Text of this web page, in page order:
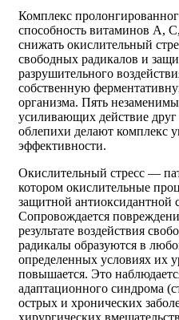
Комплекс
способность витаминов А,
снижать окислительный
свободных радикалов и
разрушительного
собственную
организма. Пять
усиливающих действие
облепихи делают комплекс
эффективности.
Окислительный стресс —
котором окислительные
защитной антиоксидантной
Сопровождается
результате воздействия
радикалы образуются в
определенных условиях их
повышается. Это
адаптационного синдрома
острых и хронических
хирургических